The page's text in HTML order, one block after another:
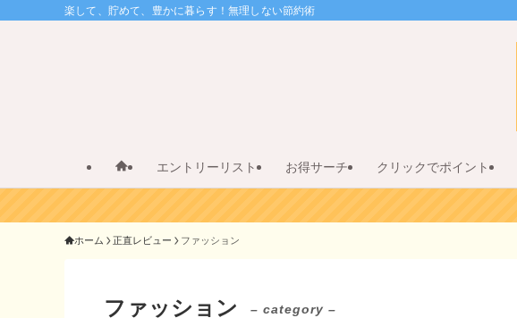
楽して、貯めて、豊かに暮らす！無理しない節約術
エントリーリスト お得サーチ クリックでポイント
ホーム 正直レビュー ファッション
ファッション – category –